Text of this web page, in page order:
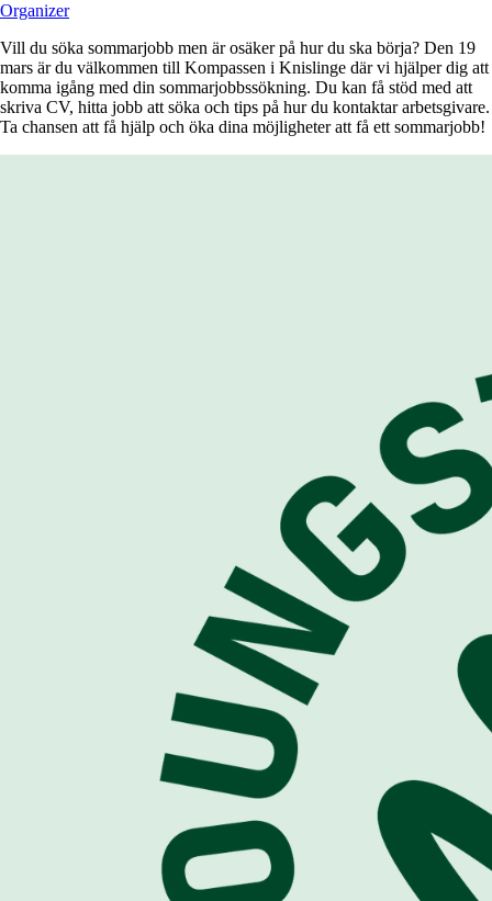
Organizer
Vill du söka sommarjobb men är osäker på hur du ska börja? Den 19
mars är du välkommen till Kompassen i Knislinge där vi hjälper dig att
komma igång med din sommarjobbssökning. Du kan få stöd med att
skriva CV, hitta jobb att söka och tips på hur du kontaktar arbetsgivare.
Ta chansen att få hjälp och öka dina möjligheter att få ett sommarjobb!